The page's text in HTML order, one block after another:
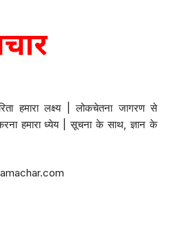
हमारा लक्ष्य | लोकचेतना जागरण से
हमारा ध्येय | सूचना के साथ, ज्ञान के